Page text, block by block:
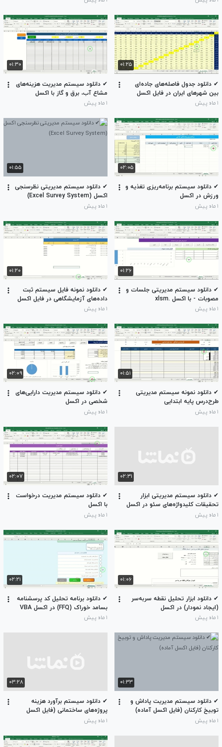
۰۱:۲۵
✔ دانلود جدول فاصله‌های جاده‌ای
بین شهرهای ایران در فایل اکسل
۱ ماه پیش
۰۱:۳۰
✔ دانلود سیستم مدیریت هزینه‌های
مشاع آب، برق و گاز با اکسل
۱ ماه پیش
۰۲:۰۵
✔ دانلود سیستم برنامه‌ریزی تغذیه و
ورزش در اکسل
۱ ماه پیش
۰۱:۵۵
✔ دانلود سیستم مدیریتی نظرسنجی
اکسل (Excel Survey System)
۱ ماه پیش
۰۱:۲۶
✔ دانلود سیستم مدیریتی جلسات و
مصوبات - با اکسل .xlsm
۱ ماه پیش
۰۱:۲۰
✔ دانلود نمونه فایل سیستم ثبت
داده‌های آزمایشگاهی در فایل اکسل
۱ ماه پیش
۰۱:۵۱
✔ دانلود نمونه سیستم مدیریتی
طرح‌درس پایه ابتدایی
۱ ماه پیش
۰۲:۰۹
✔ دانلود سیستم مدیریت دارایی‌های
شخصی در اکسل
۱ ماه پیش
۰۲:۳۱
✔ دانلود سیستم مدیریتی ابزار
تحقیقات کلیدواژه‌های سئو در اکسل
۱ ماه پیش
۰۲:۰۷
✔ دانلود سیستم مدیریت درخواست
با اکسل
۱ ماه پیش
۰۱:۰۶
✔ دانلود ابزار تحلیل نقطه سر‌به‌سر
(ایجاد نمودار) در اکسل
۱ ماه پیش
۰۲:۲۱
✔ دانلود برنامه تحلیل کد پرسشنامه
بسامد خوراک (FFQ) در اکسل VBA
۱ ماه پیش
۰۱:۳۳
✔ دانلود سیستم مدیریت پاداش و
توبیخ کارکنان (فایل اکسل آماده)
۱ ماه پیش
۰۳:۲۸
✔ دانلود سیستم برآورد هزینه
پروژه‌های ساختمانی (فایل اکسل
xlsm)۱ ماه پیش